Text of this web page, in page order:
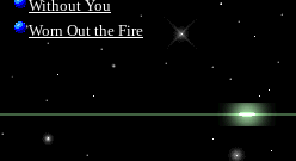
Without You
Worn Out the Fire